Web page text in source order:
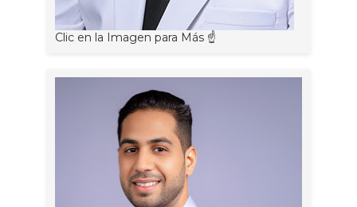
Clic en la Imagen para Más ☝